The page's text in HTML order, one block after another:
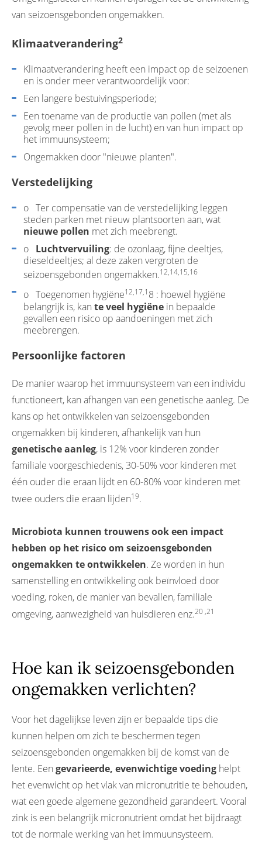
van seizoensgebonden ongemakken.
Klimaatverandering2
Klimaatverandering heeft een impact op de seizoenen
en is onder meer verantwoordelijk voor:
Een langere bestuivingsperiode;
Een toename van de productie van pollen (met als
gevolg meer pollen in de lucht) en van hun impact op
het immuunsysteem;
Ongemakken door "nieuwe planten".
Verstedelijking
o Ter compensatie van de verstedelijking leggen
steden parken met nieuw plantsoorten aan, wat
nieuwe pollen met zich meebrengt.
o Luchtvervuiling: de ozonlaag, fijne deeltjes,
dieseldeeltjes; al deze zaken vergroten de
seizoensgebonden ongemakken.12,14,15,16
o Toegenomen hygiëne12,17,1 8 : hoewel hygiëne
belangrijk is, kan te veel hygiëne in bepaalde
gevallen een risico op aandoeningen met zich
meebrengen.
Persoonlijke factoren
De manier waarop het immuunsysteem van een individu
functioneert, kan afhangen van een genetische aanleg. De
kans op het ontwikkelen van seizoensgebonden
ongemakken bij kinderen, afhankelijk van hun
genetische aanleg, is 12% voor kinderen zonder
familiale voorgeschiedenis, 30-50% voor kinderen met
één ouder die eraan lijdt en 60-80% voor kinderen met
twee ouders die eraan lijden19.
Microbiota kunnen trouwens ook een impact
hebben op het risico om seizoensgebonden
ongemakken te ontwikkelen. Ze worden in hun
samenstelling en ontwikkeling ook beïnvloed door
voeding, roken, de manier van bevallen, familiale
omgeving, aanwezigheid van huisdieren enz.20 ,21
Hoe kan ik seizoensgebonden
ongemakken verlichten?
Voor het dagelijkse leven zijn er bepaalde tips die
kunnen helpen om zich te beschermen tegen
seizoensgebonden ongemakken bij de komst van de
lente. Een gevarieerde, evenwichtige voeding helpt
het evenwicht op het vlak van micronutritie te behouden,
wat een goede algemene gezondheid garandeert. Vooral
zink is een belangrijk micronutriënt omdat het bijdraagt
tot de normale werking van het immuunsysteem.